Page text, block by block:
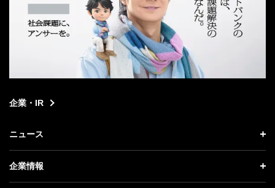
企業・IR
ニュース
ニュース トップ
プレスリリース
企業情報